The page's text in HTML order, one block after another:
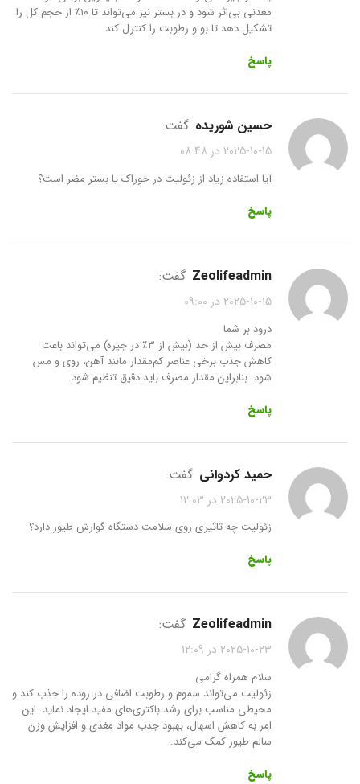
معدنی بی‌اثر شود و در بستر نیز می‌تواند تا ۱۰٪ از حجم کل را
تشکیل دهد تا بو و رطوبت را کنترل کند.
پاسخ
حسین شوریده گفت:
2025-10-15 در 08:48
آیا استفاده زیاد از زئولیت در خوراک یا بستر مضر است؟
پاسخ
zeolifeadmin گفت:
2025-10-15 در 09:00
درود بر شما
مصرف بیش از حد (بیش از ۳٪ در جیره) می‌تواند باعث
کاهش جذب برخی عناصر کم‌مقدار مانند آهن، روی و مس
شود. بنابراین مقدار مصرف باید دقیق تنظیم شود.
پاسخ
حمید کردوانی گفت:
2025-10-23 در 12:03
زئولیت چه تاثیری روی سلامت دستگاه گوارش طیور دارد؟
پاسخ
zeolifeadmin گفت:
2025-10-23 در 12:09
سلام همراه گرامی
زئولیت می‌تواند سموم و رطوبت اضافی در روده را جذب کند و
محیطی مناسب برای رشد باکتری‌های مفید ایجاد نماید. این
امر به کاهش اسهال، بهبود جذب مواد مغذی و افزایش وزن
سالم طیور کمک می‌کند.
پاسخ